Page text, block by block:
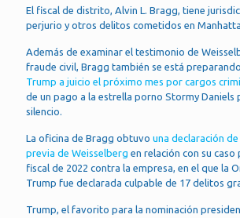
El fiscal de distrito, Alvin L. Bragg, tiene
perjurio y otros delitos cometidos en
Además de examinar el testimonio de
fraude civil, Bragg también se está
Trump a juicio el próximo mes por cargos
de un pago a la estrella porno Stormy Daniels
silencio.
La oficina de Bragg obtuvo una declaración
previa de Weisselberg en relación con su caso
fiscal de 2022 contra la empresa, en el que la
Trump fue declarada culpable de 17 delitos
Trump, el favorito para la nominación